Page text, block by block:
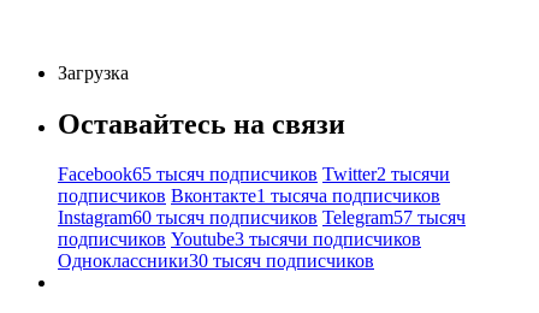
Загрузка
Оставайтесь на связи
Facebook65 тысяч подписчиков Twitter2 тысячи
подписчиков Вконтакте1 тысяча подписчиков
Instagram60 тысяч подписчиков Telegram57 тысяч
подписчиков Youtube3 тысячи подписчиков
Одноклассники30 тысяч подписчиков